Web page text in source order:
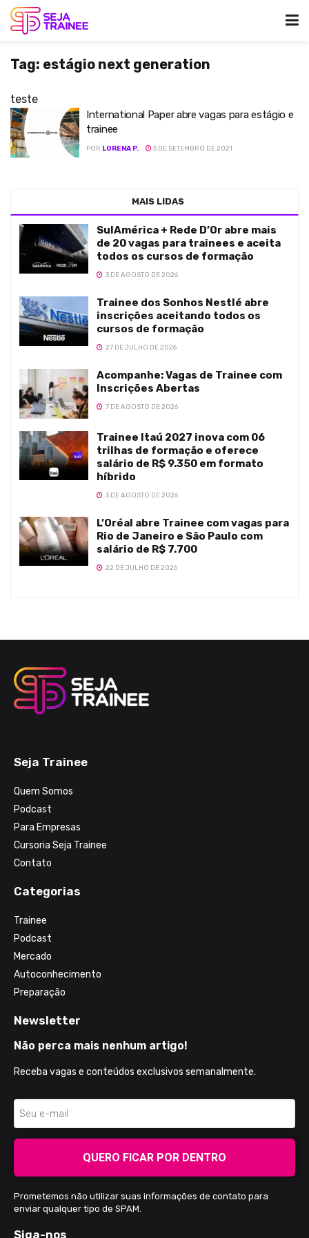
Tag: estágio next generation
teste
International Paper abre vagas para estágio e
trainee
POR LORENA P. 3 DE SETEMBRO DE 2021
MAIS LIDAS
SulAmérica + Rede D’Or abre mais
de 20 vagas para trainees e aceita
todos os cursos de formação
3 DE AGOSTO DE 2026
Trainee dos Sonhos Nestlé abre
inscrições aceitando todos os
cursos de formação
27 DE JULHO DE 2026
Acompanhe: Vagas de Trainee com
Inscrições Abertas
7 DE AGOSTO DE 2026
Trainee Itaú 2027 inova com 06
trilhas de formação e oferece
salário de R$ 9.350 em formato
híbrido
3 DE AGOSTO DE 2026
L’Oréal abre Trainee com vagas para
Rio de Janeiro e São Paulo com
salário de R$ 7.700
22 DE JULHO DE 2026
Seja Trainee
Quem Somos
Podcast
Para Empresas
Cursoria Seja Trainee
Contato
Categorias
Trainee
Podcast
Mercado
Autoconhecimento
Preparação
Newsletter
Não perca mais nenhum artigo!
Receba vagas e conteúdos exclusivos semanalmente.
QUERO FICAR POR DENTRO
Prometemos não utilizar suas informações de contato para
enviar qualquer tipo de SPAM.
Siga-nos